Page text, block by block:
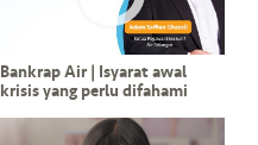
Bankrap Air | Isyarat awal
krisis yang perlu difahami